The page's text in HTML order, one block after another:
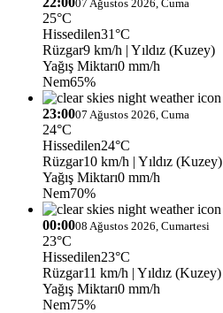
07 Ağustos 2026, Cuma
25°C
Hissedilen31°C
Rüzgar9 km/h | Yıldız (Kuzey)
Yağış Miktarı0 mm/h
Nem65%
23:0007 Ağustos 2026, Cuma
24°C
Hissedilen24°C
Rüzgar10 km/h | Yıldız (Kuzey)
Yağış Miktarı0 mm/h
Nem70%
00:0008 Ağustos 2026, Cumartesi
23°C
Hissedilen23°C
Rüzgar11 km/h | Yıldız (Kuzey)
Yağış Miktarı0 mm/h
Nem75%